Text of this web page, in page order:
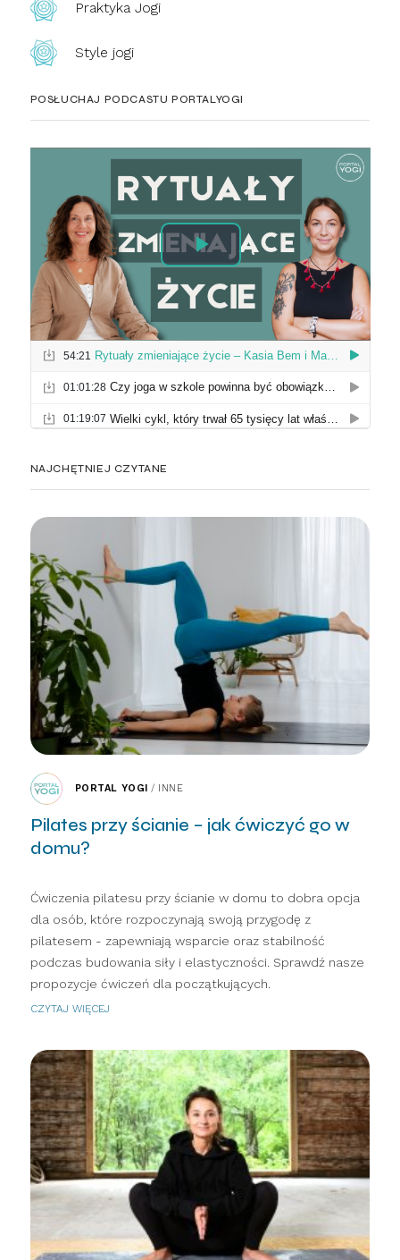
Praktyka Jogi
Style jogi
POSŁUCHAJ PODCASTU PORTALYOGI
NAJCHĘTNIEJ CZYTANE
PORTAL YOGI / INNE
Pilates przy ścianie – jak ćwiczyć go w
domu?
Ćwiczenia pilatesu przy ścianie w domu to dobra opcja
dla osób, które rozpoczynają swoją przygodę z
pilatesem - zapewniają wsparcie oraz stabilność
podczas budowania siły i elastyczności. Sprawdź nasze
propozycje ćwiczeń dla początkujących.
CZYTAJ WIĘCEJ